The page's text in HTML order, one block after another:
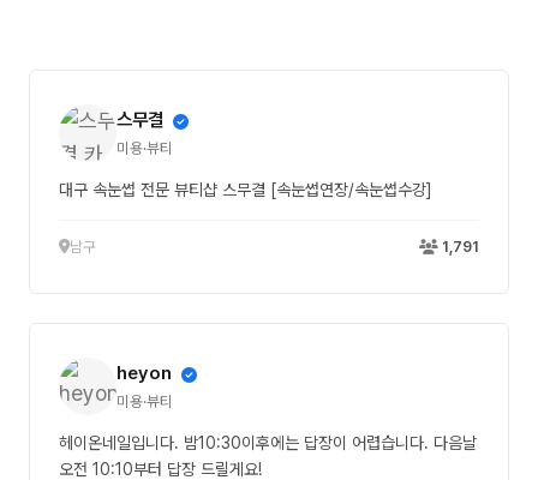
스무결
미용·뷰티
대구 속눈썹 전문 뷰티샵 스무결 [속눈썹연장/속눈썹수강]
남구 1,791
heyon
미용·뷰티
헤이온네일입니다. 밤10:30이후에는 답장이 어렵습니다. 다음날
오전 10:10부터 답장 드릴게요!